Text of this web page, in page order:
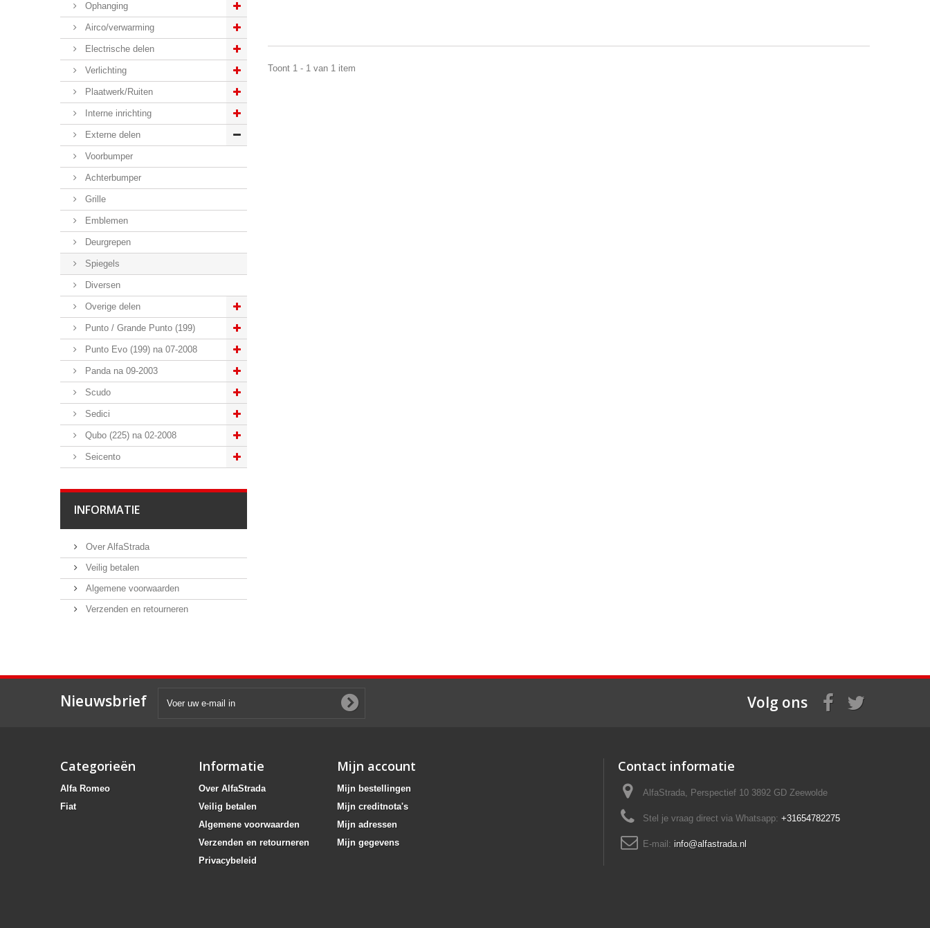
Ophanging
Airco/verwarming
Electrische delen
Verlichting
Plaatwerk/Ruiten
Interne inrichting
Externe delen
Voorbumper
Achterbumper
Grille
Emblemen
Deurgrepen
Spiegels
Diversen
Overige delen
Punto / Grande Punto (199)
Punto Evo (199) na 07-2008
Panda na 09-2003
Scudo
Sedici
Qubo (225) na 02-2008
Seicento
INFORMATIE
Over AlfaStrada
Veilig betalen
Algemene voorwaarden
Verzenden en retourneren
Toont 1 - 1 van 1 item
Nieuwsbrief Volg ons
Categorieën
Alfa Romeo
Fiat
Informatie
Over AlfaStrada
Veilig betalen
Algemene voorwaarden
Verzenden en retourneren
Privacybeleid
Mijn account
Mijn bestellingen
Mijn creditnota's
Mijn adressen
Mijn gegevens
Contact informatie
AlfaStrada, Perspectief 10 3892 GD Zeewolde
Stel je vraag direct via Whatsapp: +31654782275
E-mail: info@alfastrada.nl